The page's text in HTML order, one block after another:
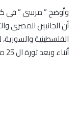
وأوضح ” مرسى ” فى
أن الجانبين المصرى
الفلسطينية
أثناء وبعد ثورة ال 25 من يناير.